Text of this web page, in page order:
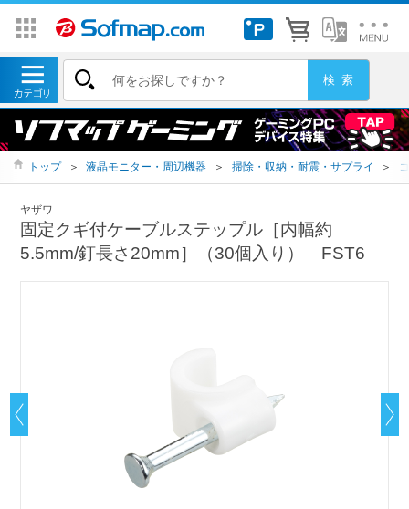
トップ ＞ 液晶モニター・周辺機器 ＞ 掃除・収納・耐震・サプライ ＞
ヤザワ
固定クギ付ケーブルステップル［内幅約
5.5mm/釘長さ20mm］（30個入り） FST6